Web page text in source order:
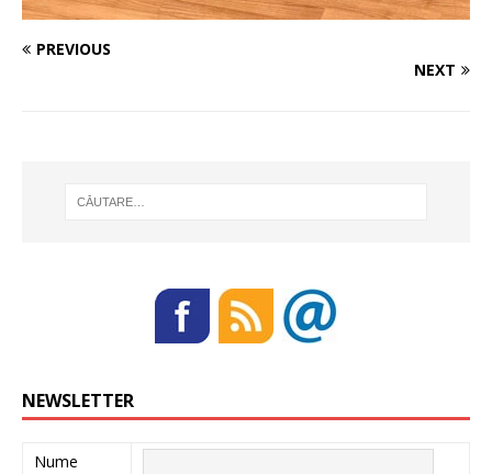
PREVIOUS
NEXT
NEWSLETTER
Nume